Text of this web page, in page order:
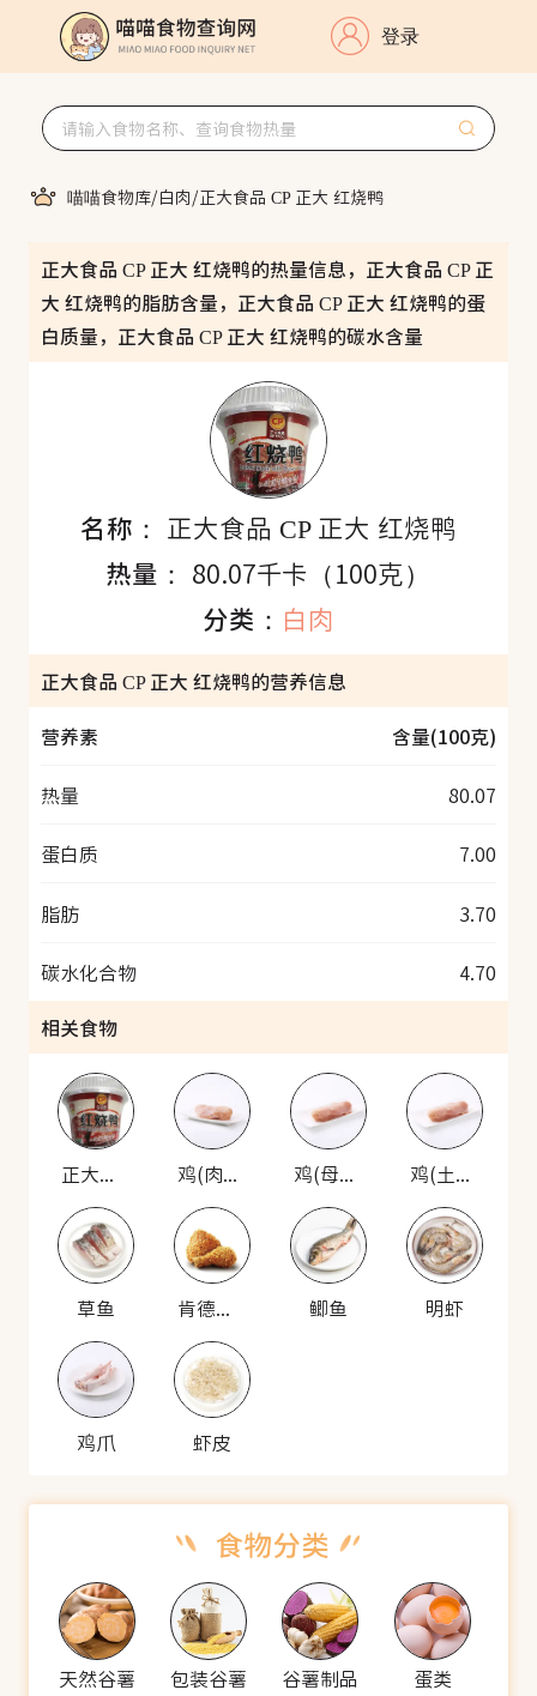
登录
喵喵食物库/白肉/正大食品 CP 正大 红烧鸭
正大食品 CP 正大 红烧鸭的热量信息，正大食品 CP 正
大 红烧鸭的脂肪含量，正大食品 CP 正大 红烧鸭的蛋
白质量，正大食品 CP 正大 红烧鸭的碳水含量
名称： 正大食品 CP 正大 红烧鸭
热量： 80.07千卡（100克）
分类： 白肉
正大食品 CP 正大 红烧鸭的营养信息
营养素
含量(100克)
热量 80.07
蛋白质 7.00
脂肪 3.70
碳水化合物
4.70
相关食物
正大食品 CP 正大 红烧鸭 鸡(肉鸡，肥) 鸡(母鸡，一年内) 鸡(土鸡，家养)
草鱼 肯德基 吮指原味鸡 鲫鱼 明虾
鸡爪 虾皮
天然谷薯 包装谷薯 谷薯制品 蛋类